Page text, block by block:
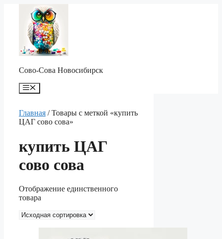
содержимому
Сово-Сова Новосибирск
Меню
Главная / Товары с меткой «купить
ЦАГ сово сова»
купить ЦАГ
сово сова
Отображение единственного
товара